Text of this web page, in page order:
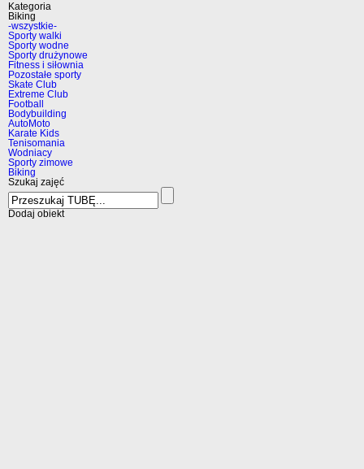
Kategoria
Biking
-wszystkie-
Sporty walki
Sporty wodne
Sporty drużynowe
Fitness i siłownia
Pozostałe sporty
Skate Club
Extreme Club
Football
Bodybuilding
AutoMoto
Karate Kids
Tenisomania
Wodniacy
Sporty zimowe
Biking
Szukaj zajęć
Dodaj obiekt